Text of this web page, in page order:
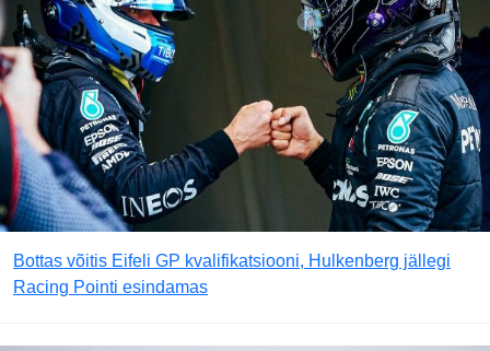
Bottas võitis Eifeli GP kvalifikatsiooni, Hulkenberg jällegi
Racing Pointi esindamas